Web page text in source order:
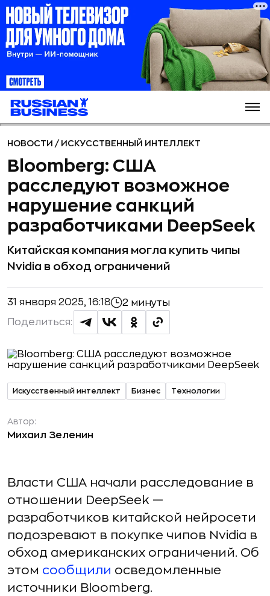
НОВОСТИ / ИСКУССТВЕННЫЙ ИНТЕЛЛЕКТ
Bloomberg: США
расследуют возможное
нарушение санкций
разработчиками DeepSeek
Китайская компания могла купить чипы
Nvidia в обход ограничений
31 января 2025, 16:18 2 минуты
Поделиться:
Искусственный интеллект Бизнес Технологии
Автор:
Михаил Зеленин
Власти США начали расследование в
отношении DeepSeek —
разработчиков китайской нейросети
подозревают в покупке чипов Nvidia в
обход американских ограничений. Об
этом сообщили осведомленные
источники Bloomberg.